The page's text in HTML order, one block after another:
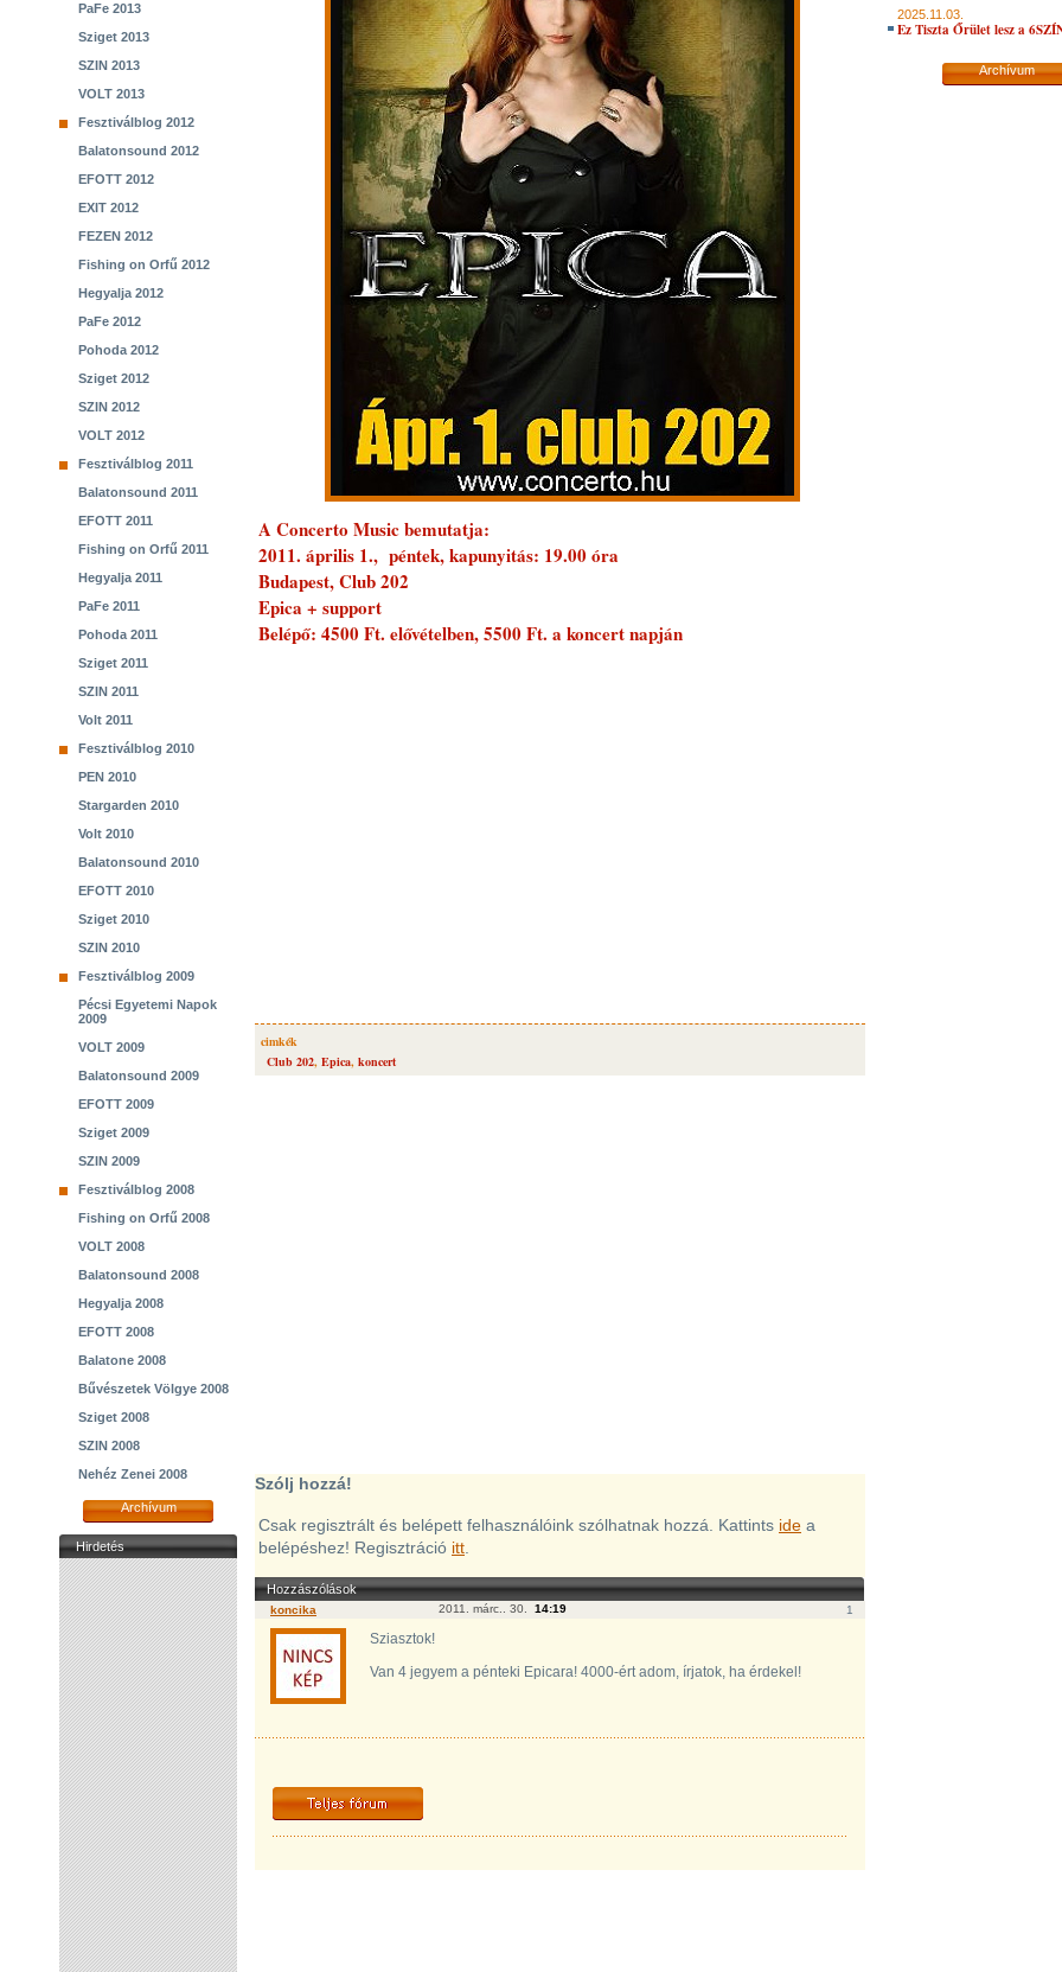
PaFe 2013
Sziget 2013
SZIN 2013
VOLT 2013
Fesztiválblog 2012
Balatonsound 2012
EFOTT 2012
EXIT 2012
FEZEN 2012
Fishing on Orfű 2012
Hegyalja 2012
PaFe 2012
Pohoda 2012
Sziget 2012
SZIN 2012
VOLT 2012
Fesztiválblog 2011
Balatonsound 2011
EFOTT 2011
Fishing on Orfű 2011
Hegyalja 2011
PaFe 2011
Pohoda 2011
Sziget 2011
SZIN 2011
Volt 2011
Fesztiválblog 2010
PEN 2010
Stargarden 2010
Volt 2010
Balatonsound 2010
EFOTT 2010
Sziget 2010
SZIN 2010
Fesztiválblog 2009
Pécsi Egyetemi Napok
2009
VOLT 2009
Balatonsound 2009
EFOTT 2009
Sziget 2009
SZIN 2009
Fesztiválblog 2008
Fishing on Orfű 2008
VOLT 2008
Balatonsound 2008
Hegyalja 2008
EFOTT 2008
Balatone 2008
Bűvészetek Völgye 2008
Sziget 2008
SZIN 2008
Nehéz Zenei 2008
Archívum
Hirdetés
A Concerto Music bemutatja:
2011. április 1., péntek, kapunyitás: 19.00 óra
Budapest, Club 202
Epica + support
Belépő: 4500 Ft. elővételben, 5500 Ft. a koncert napján
cimkék
Club 202, Epica, koncert
Szólj hozzá!
Csak regisztrált és belépett felhasználóink szólhatnak hozzá. Kattints ide a
belépéshez! Regisztráció itt.
Hozzászólások
koncika 2011. márc.. 30. 14:19 1
Sziasztok!
Van 4 jegyem a pénteki Epicara! 4000-ért adom, írjatok, ha érdekel!
2025.11.03.
Ez Tiszta Őrület lesz a
Archívum